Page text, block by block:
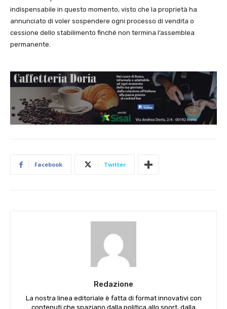
indispensabile in questo momento, visto che la proprietà ha
annunciato di voler sospendere ogni processo di vendita o
cessione dello stabilimento finché non termina l’assemblea
permanente.
Facebook Twitter
Redazione
La nostra linea editoriale è fatta di format innovativi con
contenuti che spaziano dalla politica allo sport, dalla